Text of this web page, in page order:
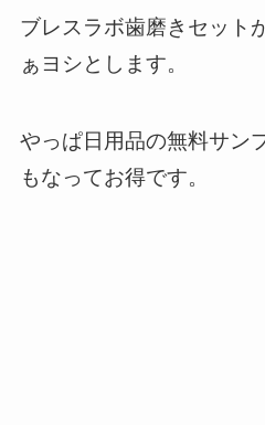
ブレスラボ歯磨きセット
ぁヨシとします。
やっぱ日用品の無料サン
もなってお得です。